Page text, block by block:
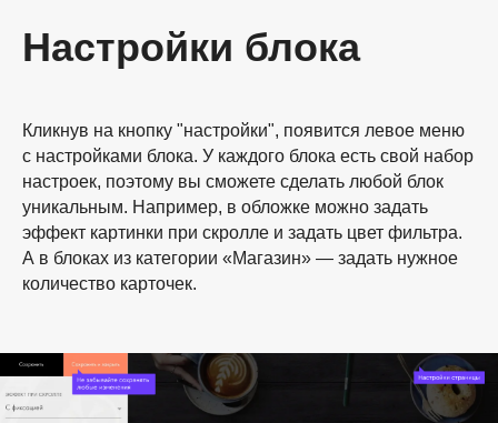
Привет!
В данный момент я в декретном отпуске. Новые
объемные задачи временно не принимаю. Планирую
полноценно вернуться к работе к осени 2026 :)
Настройки блока
Кликнув на кнопку "настройки", появится левое меню
с настройками блока. У каждого блока есть свой набор
настроек, поэтому вы сможете сделать любой блок
уникальным. Например, в обложке можно задать
эффект картинки при скролле и задать цвет фильтра.
А в блоках из категории «Магазин» — задать нужное
количество карточек.